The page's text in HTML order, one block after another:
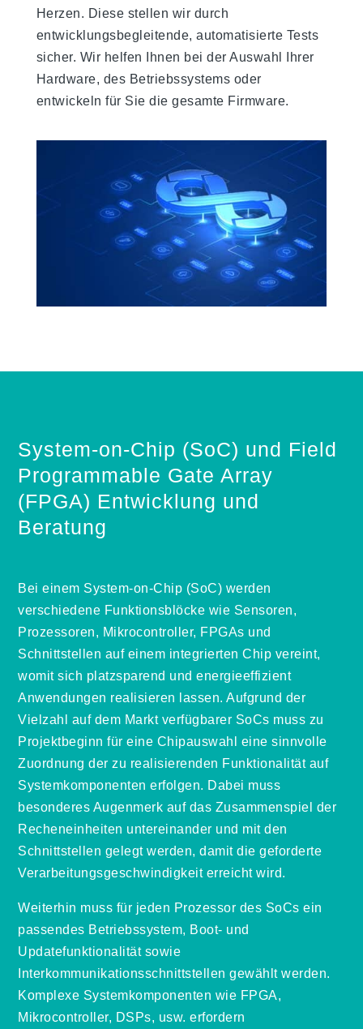
Herzen. Diese stellen wir durch
entwicklungsbegleitende, automatisierte Tests
sicher. Wir helfen Ihnen bei der Auswahl Ihrer
Hardware, des Betriebssystems oder
entwickeln für Sie die gesamte Firmware.
System-on-Chip (SoC) und Field
Programmable Gate Array
(FPGA) Entwicklung und
Beratung
Bei einem System-on-Chip (SoC) werden
verschiedene Funktionsblöcke wie Sensoren,
Prozessoren, Mikrocontroller, FPGAs und
Schnittstellen auf einem integrierten Chip vereint,
womit sich platzsparend und energieeffizient
Anwendungen realisieren lassen. Aufgrund der
Vielzahl auf dem Markt verfügbarer SoCs muss zu
Projektbeginn für eine Chipauswahl eine sinnvolle
Zuordnung der zu realisierenden Funktionalität auf
Systemkomponenten erfolgen. Dabei muss
besonderes Augenmerk auf das Zusammenspiel der
Recheneinheiten untereinander und mit den
Schnittstellen gelegt werden, damit die geforderte
Verarbeitungsgeschwindigkeit erreicht wird.
Weiterhin muss für jeden Prozessor des SoCs ein
passendes Betriebssystem, Boot- und
Updatefunktionalität sowie
Interkommunikationsschnittstellen gewählt werden.
Komplexe Systemkomponenten wie FPGA,
Mikrocontroller, DSPs, usw. erfordern